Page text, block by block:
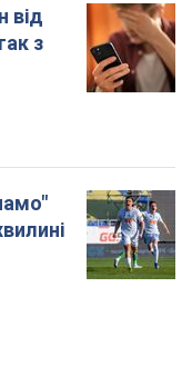
від
з